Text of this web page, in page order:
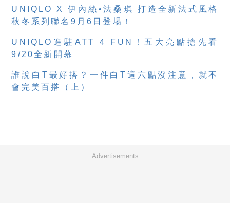
UNIQLO X 伊內絲•法桑琪 打造全新法式風格
秋冬系列聯名9月6日登場！
UNIQLO進駐ATT 4 FUN！五大亮點搶先看
9/20全新開幕
誰說白T最好搭？一件白T這六點沒注意，就不
會完美百搭（上）
Advertisements